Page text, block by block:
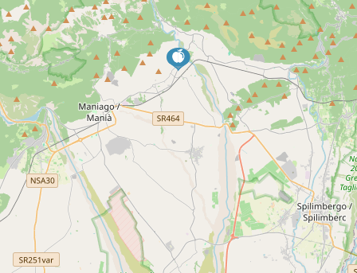
EMAIL: nives.francescon1@gmail.com
TELEPHONE:
0427 77448
TELEPHONE 2 :
340 3381504
ADDRESS:
Via Armando Diaz, 40
OWNER: Spigolon Michela
OPENING PERIOD: Sempre aperto
SERVICES:
Vendita prodotti tipici e locali: Cipolla
Rossa di Cavasso Nuovo fresca in
stagione e trasformati, composte,
agrodolci e confetture.
RESTAURANT:
Vendita prodotti locali